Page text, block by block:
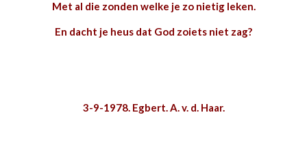
Met al die zonden welke je zo nietig leken.
En dacht je heus dat God zoiets niet zag?
3-9-1978. Egbert. A. v. d. Haar.